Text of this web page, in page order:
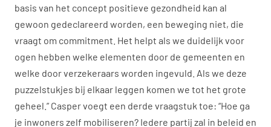
basis van het concept positieve gezondheid kan al
gewoon gedeclareerd worden, een beweging niet, die
vraagt om commitment. Het helpt als we duidelijk voor
ogen hebben welke elementen door de gemeenten en
welke door verzekeraars worden ingevuld. Als we deze
puzzelstukjes bij elkaar leggen komen we tot het grote
geheel.” Casper voegt een derde vraagstuk toe: “Hoe ga
je inwoners zelf mobiliseren? Iedere partij zal in beleid en